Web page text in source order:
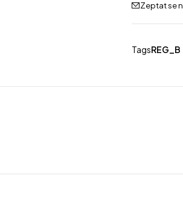
Zeptat se
TagsREG_B